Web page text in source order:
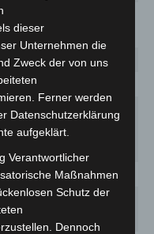
104
190
461
dieser
Unternehmen die
Zweck der von uns
Ferner werden
Datenschutzerklärung
aufgeklärt.
Verantwortlicher
Maßnahmen
Schutz der
Dennoch